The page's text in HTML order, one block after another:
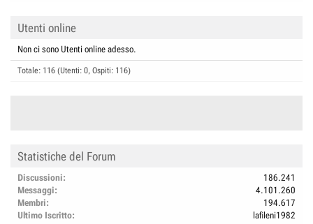
Utenti online
Non ci sono Utenti online adesso.
Totale: 116 (Utenti: 0, Ospiti: 116)
Statistiche del Forum
Discussioni
186.241
Messaggi
4.101.260
Membri
194.617
Ultimo Iscritto
lafileni1982